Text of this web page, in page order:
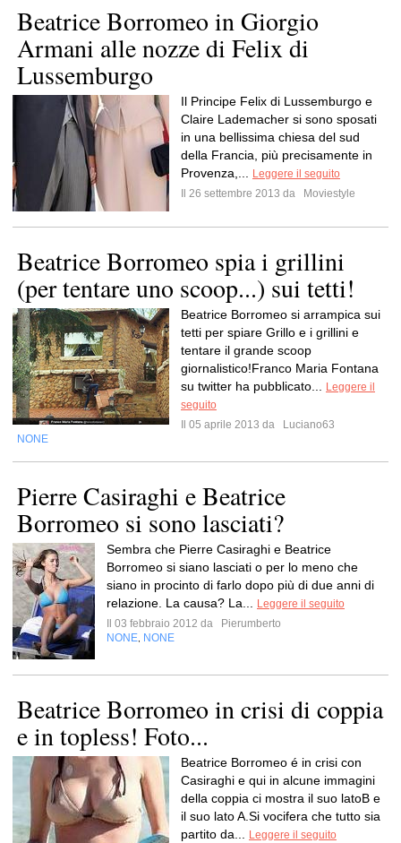
Beatrice Borromeo in Giorgio
Armani alle nozze di Felix di
Lussemburgo
Il Principe Felix di Lussemburgo e
Claire Lademacher si sono sposati
in una bellissima chiesa del sud
della Francia, più precisamente in
Provenza,...
Leggere il seguito
Il 26 settembre 2013 da
Moviestyle
Beatrice Borromeo spia i grillini
(per tentare uno scoop...) sui tetti!
Beatrice Borromeo si arrampica sui
tetti per spiare Grillo e i grillini e
tentare il grande scoop
giornalistico!Franco Maria Fontana
su twitter ha pubblicato...
Leggere il
seguito
Il 05 aprile 2013 da
Luciano63
NONE
Pierre Casiraghi e Beatrice
Borromeo si sono lasciati?
Sembra che Pierre Casiraghi e Beatrice
Borromeo si siano lasciati o per lo meno che
siano in procinto di farlo dopo più di due anni di
relazione. La causa? La...
Leggere il seguito
Il 03 febbraio 2012 da
Pierumberto
NONE NONE
Beatrice Borromeo in crisi di coppia
e in topless! Foto...
Beatrice Borromeo é in crisi con
Casiraghi e qui in alcune immagini
della coppia ci mostra il suo latoB e
il suo lato A.Si vocifera che tutto sia
partito da...
Leggere il seguito